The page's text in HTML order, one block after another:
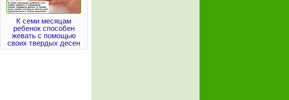
К семи месяцам
ребенок способен
жевать с помощью
своих твердых десен